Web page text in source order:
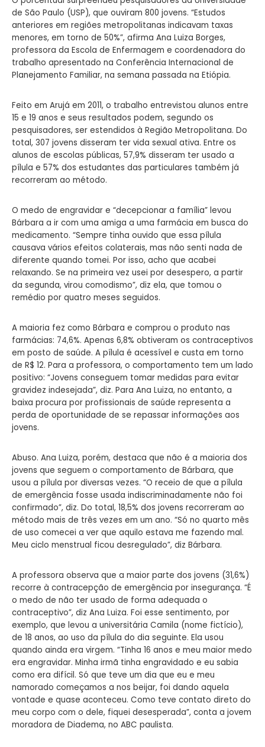
de São Paulo (USP), que ouviram 800 jovens. “Estudos
anteriores em regiões metropolitanas indicavam taxas
menores, em torno de 50%”, afirma Ana Luiza Borges,
professora da Escola de Enfermagem e coordenadora do
trabalho apresentado na Conferência Internacional de
Planejamento Familiar, na semana passada na Etiópia.
Feito em Arujá em 2011, o trabalho entrevistou alunos entre
15 e 19 anos e seus resultados podem, segundo os
pesquisadores, ser estendidos à Região Metropolitana. Do
total, 307 jovens disseram ter vida sexual ativa. Entre os
alunos de escolas públicas, 57,9% disseram ter usado a
pílula e 57% dos estudantes das particulares também já
recorreram ao método.
O medo de engravidar e “decepcionar a família” levou
Bárbara a ir com uma amiga a uma farmácia em busca do
medicamento. “Sempre tinha ouvido que essa pílula
causava vários efeitos colaterais, mas não senti nada de
diferente quando tomei. Por isso, acho que acabei
relaxando. Se na primeira vez usei por desespero, a partir
da segunda, virou comodismo”, diz ela, que tomou o
remédio por quatro meses seguidos.
A maioria fez como Bárbara e comprou o produto nas
farmácias: 74,6%. Apenas 6,8% obtiveram os contraceptivos
em posto de saúde. A pílula é acessível e custa em torno
de R$ 12. Para a professora, o comportamento tem um lado
positivo: “Jovens conseguem tomar medidas para evitar
gravidez indesejada”, diz. Para Ana Luiza, no entanto, a
baixa procura por profissionais de saúde representa a
perda de oportunidade de se repassar informações aos
jovens.
Abuso. Ana Luiza, porém, destaca que não é a maioria dos
jovens que seguem o comportamento de Bárbara, que
usou a pílula por diversas vezes. “O receio de que a pílula
de emergência fosse usada indiscriminadamente não foi
confirmado”, diz. Do total, 18,5% dos jovens recorreram ao
método mais de três vezes em um ano. “Só no quarto mês
de uso comecei a ver que aquilo estava me fazendo mal.
Meu ciclo menstrual ficou desregulado”, diz Bárbara.
A professora observa que a maior parte dos jovens (31,6%)
recorre à contracepção de emergência por insegurança. “É
o medo de não ter usado de forma adequada o
contraceptivo”, diz Ana Luiza. Foi esse sentimento, por
exemplo, que levou a universitária Camila (nome fictício),
de 18 anos, ao uso da pílula do dia seguinte. Ela usou
quando ainda era virgem. “Tinha 16 anos e meu maior medo
era engravidar. Minha irmã tinha engravidado e eu sabia
como era difícil. Só que teve um dia que eu e meu
namorado começamos a nos beijar, foi dando aquela
vontade e quase aconteceu. Como teve contato direto do
meu corpo com o dele, fiquei desesperada”, conta a jovem
moradora de Diadema, no ABC paulista.